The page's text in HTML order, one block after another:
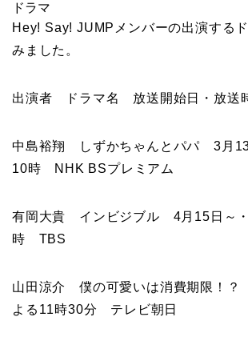
ドラマ
Hey! Say! JUMPメンバーの出演する
みました。
出演者 ドラマ名 放送開始日・放送
中島裕翔 しずかちゃんとパパ 3月13
10時 NHK BSプレミアム
有岡大貴 インビジブル 4月15日～
時 TBS
山田涼介 僕の可愛いは消費期限！
よる11時30分 テレビ朝日